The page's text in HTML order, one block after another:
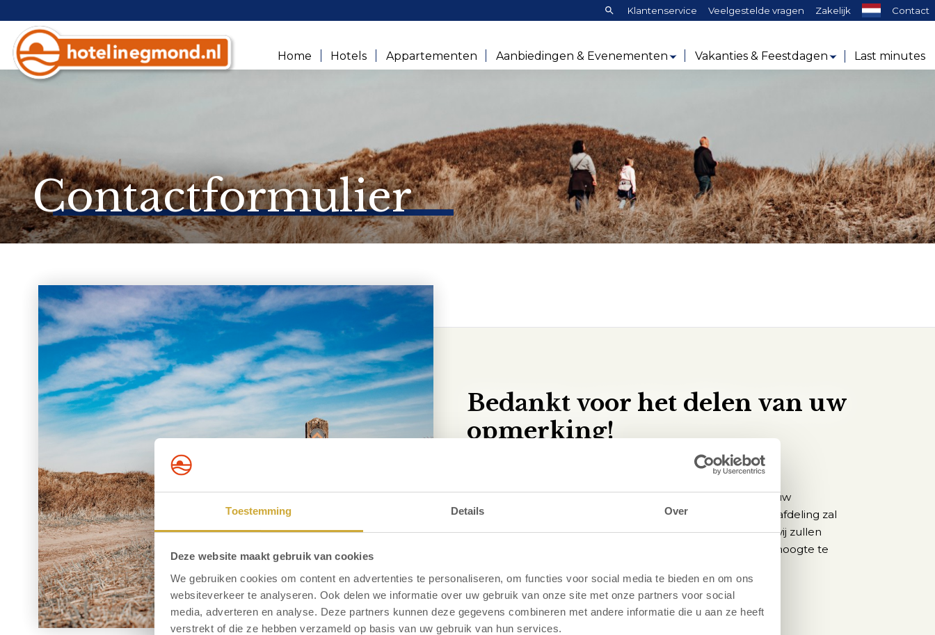
Toestemming Details Over
Deze website maakt gebruik van cookies
We gebruiken cookies om content en advertenties te personaliseren, om functies voor social media te bieden en om ons
websiteverkeer te analyseren. Ook delen we informatie over uw gebruik van onze site met onze partners voor social
media, adverteren en analyse. Deze partners kunnen deze gegevens combineren met andere informatie die u aan ze heeft
verstrekt of die ze hebben verzameld op basis van uw gebruik van hun services.
Zoeken:Klantenservice Veelgestelde vragen Zakelijk Contact
Home Hotels Appartementen Aanbiedingen & Evenementen Vakanties & Feestdagen Last minutes
Contactformulier
Bedankt voor het delen van uw
opmerking!
We gaan er mee aan de slag
Dank u voor het delen van uw opmerking. Wij waarderen uw
opmerkingen en zullen deze serieus nemen. Onze serviceafdeling zal
actie ondernemen naar aanleiding van uw opmerking en wij zullen
binnen twee weken contact met u opnemen om u op de hoogte te